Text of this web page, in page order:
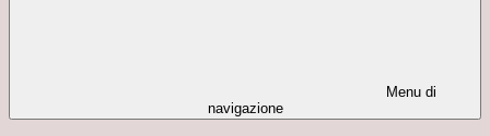
Menu di
navigazione